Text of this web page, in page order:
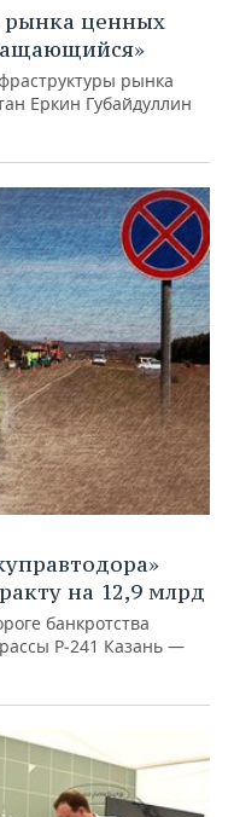
рынка ценных
рынка
Еркин Губайдуллин
на 12,9 млрд
банкротства
Р‑241 Казань —